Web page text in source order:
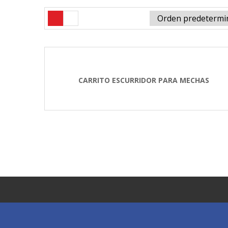
CARRITO ESCURRIDOR PARA MECHAS